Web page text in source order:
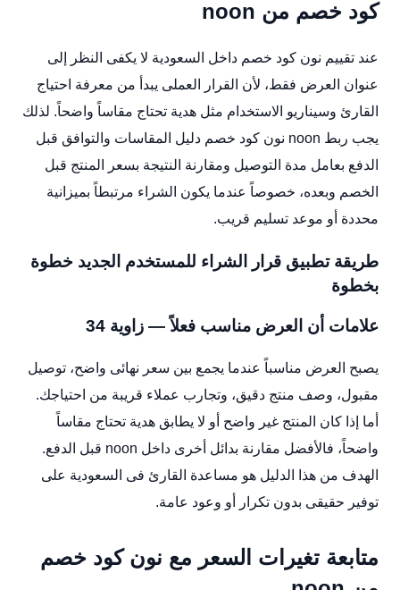
كود خصم من noon
عند تقييم نون كود خصم داخل السعودية لا يكفى النظر إلى
عنوان العرض فقط، لأن القرار العملى يبدأ من معرفة احتياج
القارئ وسيناريو الاستخدام مثل هدية تحتاج مقاساً واضحاً. لذلك
يجب ربط noon نون كود خصم دليل المقاسات والتوافق قبل
الدفع بعامل مدة التوصيل ومقارنة النتيجة بسعر المنتج قبل
الخصم وبعده، خصوصاً عندما يكون الشراء مرتبطاً بميزانية
محددة أو موعد تسليم قريب.
طريقة تطبيق قرار الشراء للمستخدم الجديد خطوة
بخطوة
علامات أن العرض مناسب فعلاً — زاوية 34
يصبح العرض مناسباً عندما يجمع بين سعر نهائى واضح، توصيل
مقبول، وصف منتج دقيق، وتجارب عملاء قريبة من احتياجك.
أما إذا كان المنتج غير واضح أو لا يطابق هدية تحتاج مقاساً
واضحاً، فالأفضل مقارنة بدائل أخرى داخل noon قبل الدفع.
الهدف من هذا الدليل هو مساعدة القارئ فى السعودية على
توفير حقيقى بدون تكرار أو وعود عامة.
متابعة تغيرات السعر مع نون كود خصم